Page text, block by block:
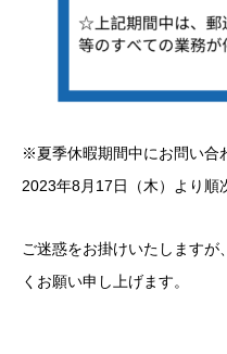
※夏季休暇期間中にお問い合
2023年8月17日（木）より順
ご迷惑をお掛けいたしますが
くお願い申し上げます。